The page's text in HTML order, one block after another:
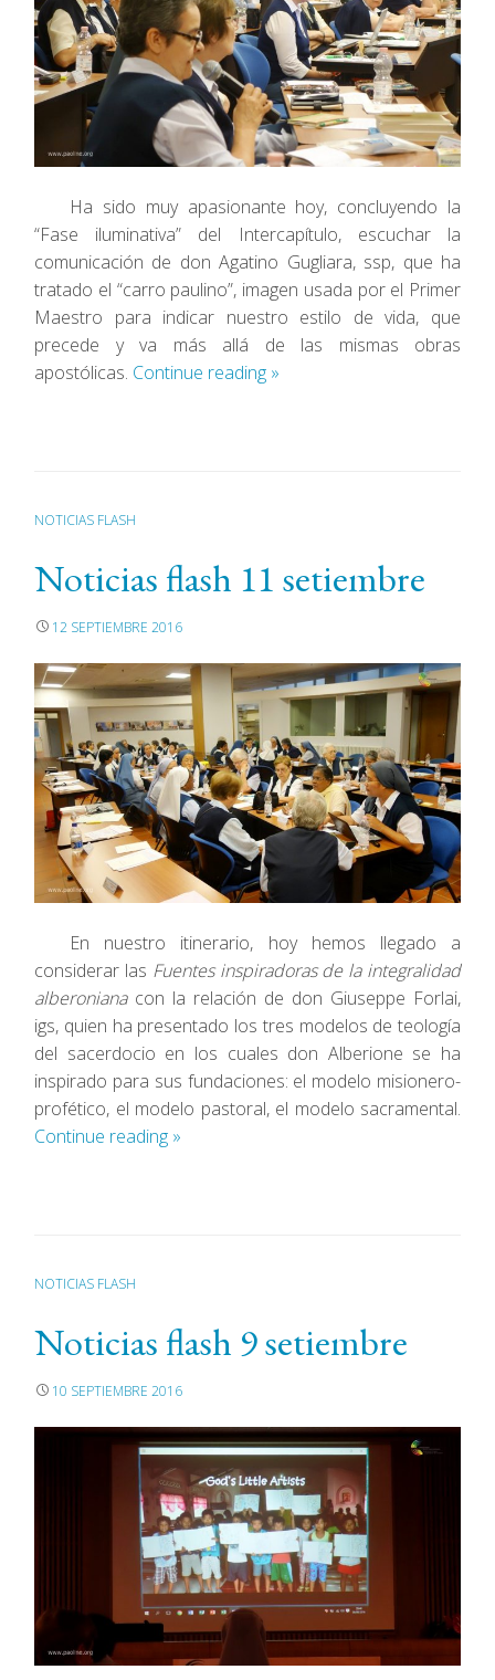
Ha sido muy apasionante hoy, concluyendo la
“Fase iluminativa” del Intercapítulo, escuchar la
comunicación de don Agatino Gugliara, ssp, que ha
tratado el “carro paulino”, imagen usada por el Primer
Maestro para indicar nuestro estilo de vida, que
precede y va más allá de las mismas obras
apostólicas. Continue reading »
NOTICIAS FLASH
Noticias flash 11 setiembre
12 SEPTIEMBRE 2016
En nuestro itinerario, hoy hemos llegado a
considerar las Fuentes inspiradoras de la integralidad
alberoniana con la relación de don Giuseppe Forlai,
igs, quien ha presentado los tres modelos de teología
del sacerdocio en los cuales don Alberione se ha
inspirado para sus fundaciones: el modelo misionero-
profético, el modelo pastoral, el modelo sacramental.
Continue reading »
NOTICIAS FLASH
Noticias flash 9 setiembre
10 SEPTIEMBRE 2016